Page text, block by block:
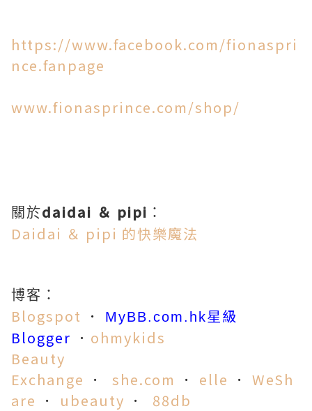
https://www.facebook.com/fionaspri
nce.fanpage
www.fionasprince.com/shop/
關於daidai ＆ pipi ：
Daidai ＆ pipi 的快樂魔法
博客：
Blogspot ． MyBB.com.hk星級
Blogger ． ohmykids
Beauty
Exchange ． she.com ． elle ． WeSh
are ． ubeauty ． 88db